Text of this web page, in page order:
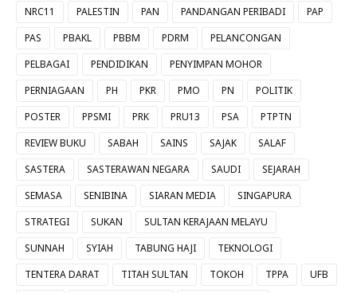
NRC11
PALESTIN PAN PANDANGAN PERIBADI
PAP
PAS
PBAKL PBBM PDRM
PELANCONGAN
PELBAGAI
PENDIDIKAN
PENYIMPAN MOHOR
PERNIAGAAN
PH PKR PMO PN
POLITIK
POSTER
PPSMI PRK PRU13 PSA
PTPTN
REVIEW BUKU
SABAH SAINS SAJAK
SALAF
SASTERA
SASTERAWAN NEGARA SAUDI
SEJARAH
SEMASA
SENIBINA SIARAN MEDIA
SINGAPURA
STRATEGI
SUKAN
SULTAN KERAJAAN MELAYU
SUNNAH
SYIAH TABUNG HAJI
TEKNOLOGI
TENTERA DARAT
TITAH SULTAN TOKOH TPPA
UFB